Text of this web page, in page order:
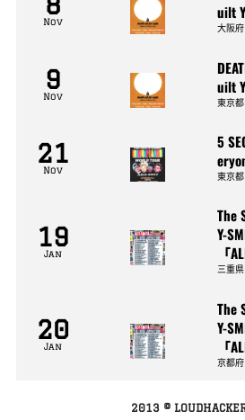
Nov
uilt
大阪府
9
Nov
uilt
東京都
21
Nov
5
東京都
19
Jan
The
Y-
「
三重県
20
Jan
The
Y-
「
京都府
2013 ©